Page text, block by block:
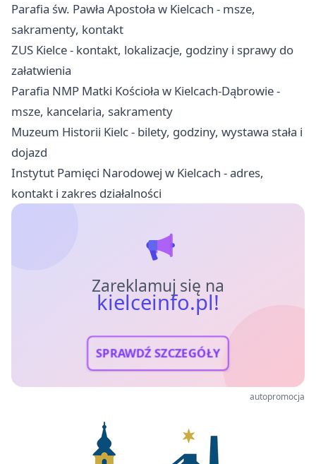
Parafia św. Pawła Apostoła w Kielcach - msze,
sakramenty, kontakt
ZUS Kielce - kontakt, lokalizacje, godziny i sprawy do
załatwienia
Parafia NMP Matki Kościoła w Kielcach-Dąbrowie -
msze, kancelaria, sakramenty
Muzeum Historii Kielc - bilety, godziny, wystawa stała i
dojazd
Instytut Pamięci Narodowej w Kielcach - adres,
kontakt i zakres działalności
Zareklamuj się na
kielceinfo.pl!
SPRAWDŹ SZCZEGÓŁY
autopromocja